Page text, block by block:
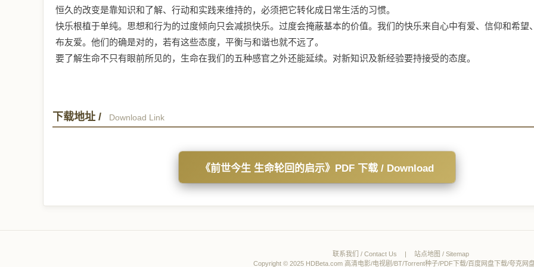
恒久的改变是靠知识和了解、行动和实践来维持的，必须把它转化成日常生活的习惯。
快乐根植于单纯。思想和行为的过度倾向只会减损快乐。过度会掩蔽基本的价值。我们的快乐来自心中有爱、信仰和希望
布友爱。他们的确是对的，若有这些态度，平衡与和谐也就不远了。
要了解生命不只有眼前所见的，生命在我们的五种感官之外还能延续。对新知识及新经验要持接受的态度。
下载地址 / Download Link
《前世今生 生命轮回的启示》PDF 下载 / Download
联系我们 / Contact Us |
站点地图 / Sitemap
Copyright © 2025 HDBeta.com 高清电影/电视剧/BT/Torrent种子/PDF下载/百度网盘下载/夸克网